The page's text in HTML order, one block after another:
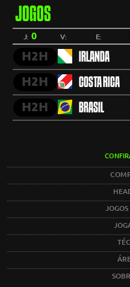
JOGOS
J: 0 V: E:
H2H IRLANDA
H2H COSTA RICA
H2H BRASIL